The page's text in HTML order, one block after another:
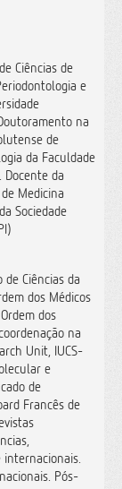
Ciências de
e
na
de
da Faculdade
Docente da
Medicina
Sociedade
Ciências da
dos Médicos
dos
na
Unit, IUCS-
e
de
Francês de
internacionais.
Pós-